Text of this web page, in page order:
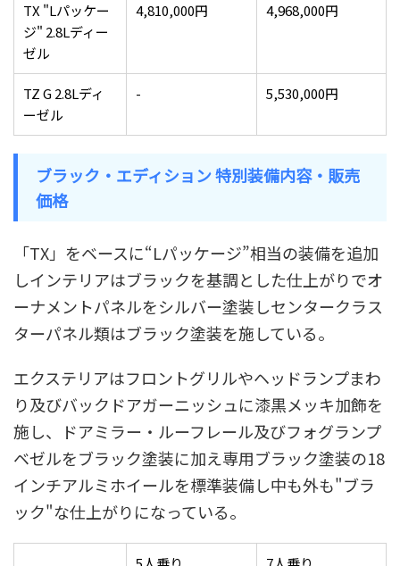
TX "Lパッケー
ジ" 2.8Lディー
ゼル
4,810,000円 4,968,000円
TZ G 2.8Lディ
ーゼル
- 5,530,000円
ブラック・エディション 特別装備内容・販売
価格
「TX」をベースに“Lパッケージ”相当の装備を追加
しインテリアはブラックを基調とした仕上がりでオ
ーナメントパネルをシルバー塗装しセンタークラス
ターパネル類はブラック塗装を施している。
エクステリアはフロントグリルやヘッドランプまわ
り及びバックドアガーニッシュに漆黒メッキ加飾を
施し、ドアミラー・ルーフレール及びフォグランプ
ベゼルをブラック塗装に加え専用ブラック塗装の18
インチアルミホイールを標準装備し中も外も"ブラ
ック"な仕上がりになっている。